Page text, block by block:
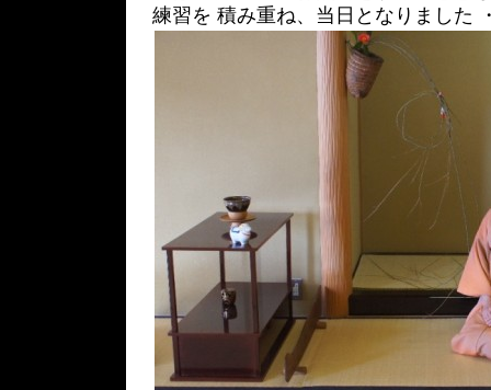
練習を 積み重ね、当日となりました